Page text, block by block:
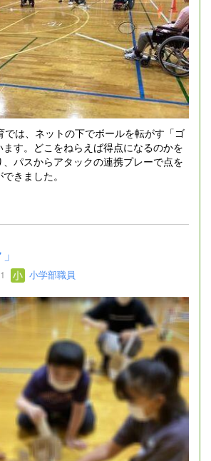
では、ネットの下でボールを転がす「ゴ
す。どこをねらえば得点になるのかを
パスからアタックの連携プレーで点を
きました。
小学部職員